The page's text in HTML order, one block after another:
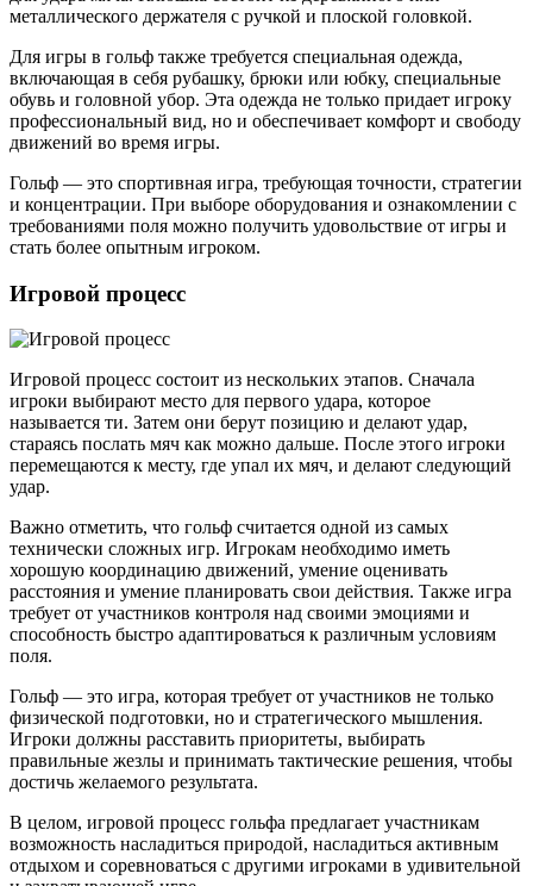
металлического держателя с ручкой и плоской головкой.
Для игры в гольф также требуется специальная одежда,
включающая в себя рубашку, брюки или юбку, специальные
обувь и головной убор. Эта одежда не только придает игроку
профессиональный вид, но и обеспечивает комфорт и свободу
движений во время игры.
Гольф — это спортивная игра, требующая точности, стратегии
и концентрации. При выборе оборудования и ознакомлении с
требованиями поля можно получить удовольствие от игры и
стать более опытным игроком.
Игровой процесс
Игровой процесс состоит из нескольких этапов. Сначала
игроки выбирают место для первого удара, которое
называется ти. Затем они берут позицию и делают удар,
стараясь послать мяч как можно дальше. После этого игроки
перемещаются к месту, где упал их мяч, и делают следующий
удар.
Важно отметить, что гольф считается одной из самых
технически сложных игр. Игрокам необходимо иметь
хорошую координацию движений, умение оценивать
расстояния и умение планировать свои действия. Также игра
требует от участников контроля над своими эмоциями и
способность быстро адаптироваться к различным условиям
поля.
Гольф — это игра, которая требует от участников не только
физической подготовки, но и стратегического мышления.
Игроки должны расставить приоритеты, выбирать
правильные жезлы и принимать тактические решения, чтобы
достичь желаемого результата.
В целом, игровой процесс гольфа предлагает участникам
возможность насладиться природой, насладиться активным
отдыхом и соревноваться с другими игроками в удивительной